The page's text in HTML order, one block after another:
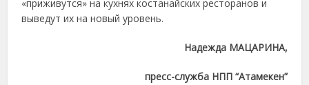
«приживутся» на кухнях костанайских ресторанов и
выведут их на новый уровень.
Надежда МАЦАРИНА,
пресс-служба НПП “Атамекен”